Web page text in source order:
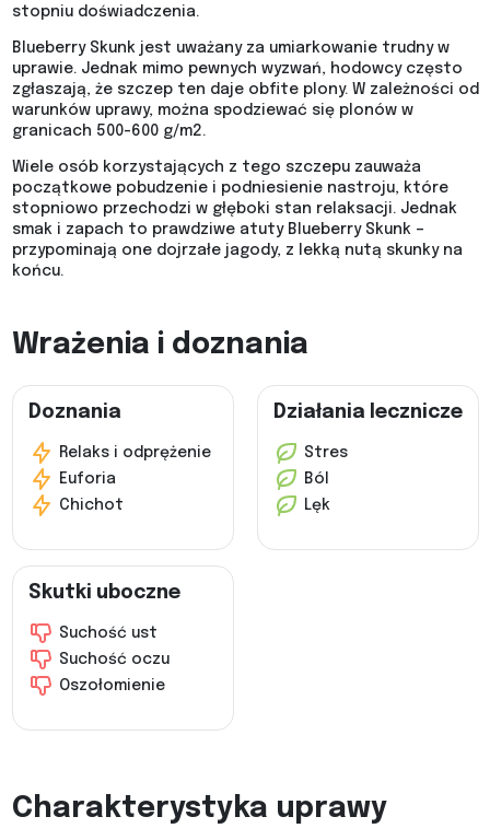
stopniu doświadczenia.
Blueberry Skunk jest uważany za umiarkowanie trudny w
uprawie. Jednak mimo pewnych wyzwań, hodowcy często
zgłaszają, że szczep ten daje obfite plony. W zależności od
warunków uprawy, można spodziewać się plonów w
granicach 500-600 g/m2.
Wiele osób korzystających z tego szczepu zauważa
początkowe pobudzenie i podniesienie nastroju, które
stopniowo przechodzi w głęboki stan relaksacji. Jednak
smak i zapach to prawdziwe atuty Blueberry Skunk –
przypominają one dojrzałe jagody, z lekką nutą skunky na
końcu.
Wrażenia i doznania
Doznania
Relaks i odprężenie
Euforia
Chichot
Działania lecznicze
Stres
Ból
Lęk
Skutki uboczne
Suchość ust
Suchość oczu
Oszołomienie
Charakterystyka uprawy